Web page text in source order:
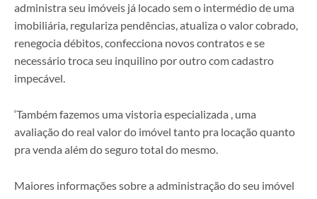
administra seu imóveis já locado sem o intermédio de uma
imobiliária, regulariza pendências, atualiza o valor cobrado,
renegocia débitos, confecciona novos contratos e se
necessário troca seu inquilino por outro com cadastro
impecável.
‘Também fazemos uma vistoria especializada , uma
avaliação do real valor do imóvel tanto pra locação quanto
pra venda além do seguro total do mesmo.
Maiores informações sobre a administração do seu imóvel